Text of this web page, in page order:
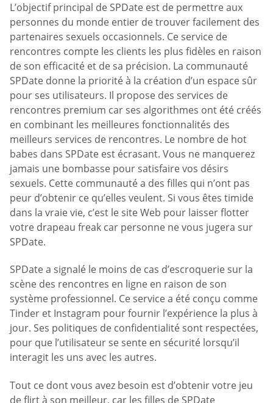
L’objectif principal de SPDate est de permettre aux
personnes du monde entier de trouver facilement des
partenaires sexuels occasionnels. Ce service de
rencontres compte les clients les plus fidèles en raison
de son efficacité et de sa précision. La communauté
SPDate donne la priorité à la création d’un espace sûr
pour ses utilisateurs. Il propose des services de
rencontres premium car ses algorithmes ont été créés
en combinant les meilleures fonctionnalités des
meilleurs services de rencontres. Le nombre de hot
babes dans SPDate est écrasant. Vous ne manquerez
jamais une bombasse pour satisfaire vos désirs
sexuels. Cette communauté a des filles qui n’ont pas
peur d’obtenir ce qu’elles veulent. Si vous êtes timide
dans la vraie vie, c’est le site Web pour laisser flotter
votre drapeau freak car personne ne vous jugera sur
SPDate.
SPDate a signalé le moins de cas d’escroquerie sur la
scène des rencontres en ligne en raison de son
système professionnel. Ce service a été conçu comme
Tinder et Instagram pour fournir l’expérience la plus à
jour. Ses politiques de confidentialité sont respectées,
pour que l’utilisateur se sente en sécurité lorsqu’il
interagit les uns avec les autres.
Tout ce dont vous avez besoin est d’obtenir votre jeu
de flirt à son meilleur, car les filles de SPDate